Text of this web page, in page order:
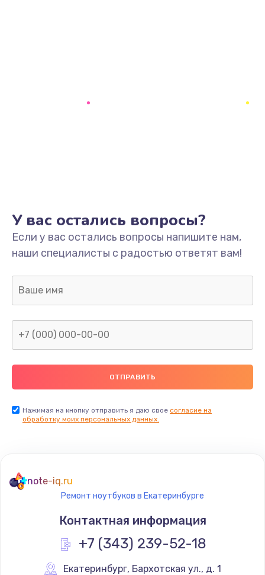
У вас остались вопросы?
Если у вас остались вопросы напишите нам,
наши специалисты с радостью ответят вам!
Нажимая на кнопку отправить я даю свое согласие на
обработку моих персональных данных.
note-iq.ru
Ремонт ноутбуков в Екатеринбурге
Контактная информация
+7 (343) 239-52-18
Екатеринбург, Бархотская ул., д. 1